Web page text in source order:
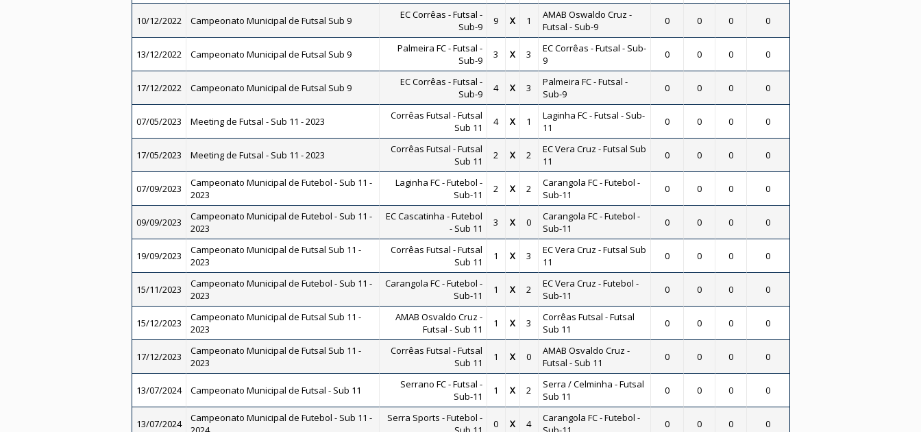
10/12/2022 Campeonato Municipal de Futsal Sub 9
EC Corrêas - Futsal -
Sub-9
9 X 1
AMAB Oswaldo Cruz -
Futsal - Sub-9
0 0 0 0
13/12/2022 Campeonato Municipal de Futsal Sub 9
Palmeira FC - Futsal -
Sub-9
3 X 3
EC Corrêas - Futsal - Sub-
9
0 0 0 0
17/12/2022 Campeonato Municipal de Futsal Sub 9
EC Corrêas - Futsal -
Sub-9
4 X 3
Palmeira FC - Futsal -
Sub-9
0 0 0 0
07/05/2023 Meeting de Futsal - Sub 11 - 2023
Corrêas Futsal - Futsal
Sub 11
4 X 1
Laginha FC - Futsal - Sub-
11
0 0 0 0
17/05/2023 Meeting de Futsal - Sub 11 - 2023
Corrêas Futsal - Futsal
Sub 11
2 X 2
EC Vera Cruz - Futsal Sub
11
0 0 0 0
07/09/2023
Campeonato Municipal de Futebol - Sub 11 -
2023
Laginha FC - Futebol -
Sub-11
2 X 2
Carangola FC - Futebol -
Sub-11
0 0 0 0
09/09/2023
Campeonato Municipal de Futebol - Sub 11 -
2023
EC Cascatinha - Futebol
- Sub 11
3 X 0
Carangola FC - Futebol -
Sub-11
0 0 0 0
19/09/2023
Campeonato Municipal de Futsal Sub 11 -
2023
Corrêas Futsal - Futsal
Sub 11
1 X 3
EC Vera Cruz - Futsal Sub
11
0 0 0 0
15/11/2023
Campeonato Municipal de Futebol - Sub 11 -
2023
Carangola FC - Futebol -
Sub-11
1 X 2
EC Vera Cruz - Futebol -
Sub-11
0 0 0 0
15/12/2023
Campeonato Municipal de Futsal Sub 11 -
2023
AMAB Osvaldo Cruz -
Futsal - Sub 11
1 X 3
Corrêas Futsal - Futsal
Sub 11
0 0 0 0
17/12/2023
Campeonato Municipal de Futsal Sub 11 -
2023
Corrêas Futsal - Futsal
Sub 11
1 X 0
AMAB Osvaldo Cruz -
Futsal - Sub 11
0 0 0 0
13/07/2024 Campeonato Municipal de Futsal - Sub 11
Serrano FC - Futsal -
Sub-11
1 X 2
Serra / Celminha - Futsal
Sub 11
0 0 0 0
13/07/2024
Campeonato Municipal de Futebol - Sub 11 -
Serra Sports - Futebol -
0 X 4
Carangola FC - Futebol -
0 0 0 0